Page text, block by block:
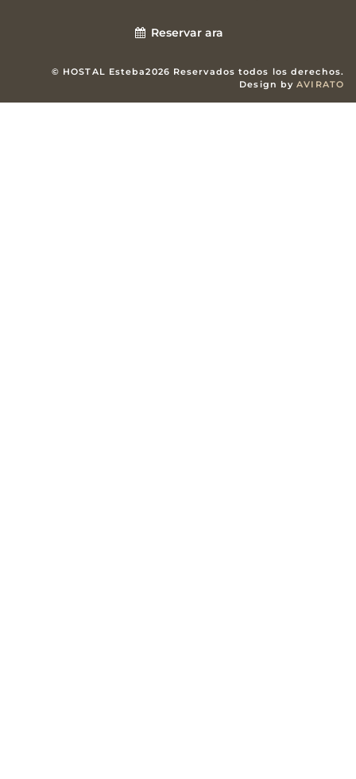
Reservar ara
© HOSTAL Esteba2026 Reservados todos los derechos.
Design byAVIRATO